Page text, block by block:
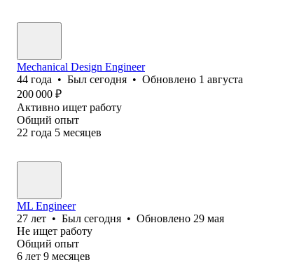
Mechanical Design Engineer
44 года • Был сегодня • Обновлено 1 августа
200 000 ₽
Активно ищет работу
Общий опыт
22 года 5 месяцев
ML Engineer
27 лет • Был сегодня • Обновлено 29 мая
Не ищет работу
Общий опыт
6 лет 9 месяцев